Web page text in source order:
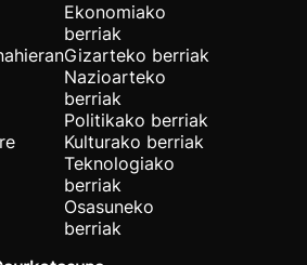
Ekonomiako
berriak
Gizarteko berriak
Nazioarteko
berriak
Politikako berriak
Kulturako berriak
Teknologiako
berriak
Osasuneko
berriak